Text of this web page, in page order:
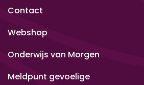
Contact
Webshop
Onderwijs van Morgen
Meldpunt gevoelige